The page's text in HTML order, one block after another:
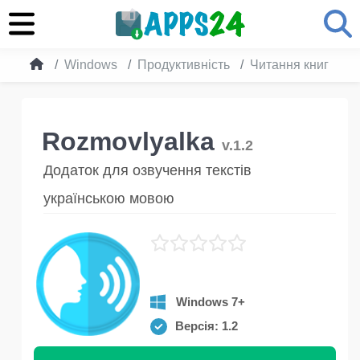
Windows Продуктивність Читання книг
Rozmovlyalka v.1.2
Додаток для озвучення текстів
українською мовою
Windows 7+
Версія: 1.2